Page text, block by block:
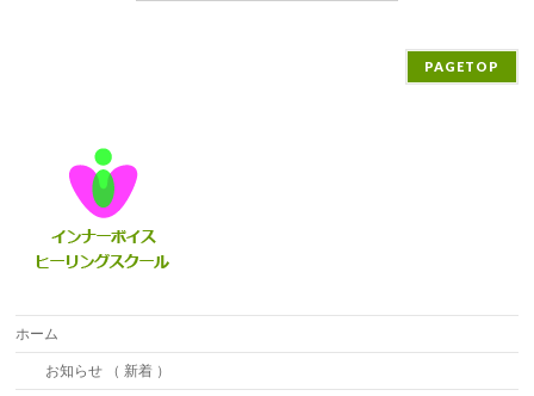
PAGETOP
ホーム
お知らせ （ 新着 ）